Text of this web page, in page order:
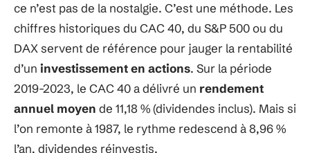
ce n’est pas de la nostalgie. C’est une méthode. Les
chiffres historiques du CAC 40, du S&P 500 ou du
DAX servent de référence pour jauger la rentabilité
d’un investissement en actions. Sur la période
2019-2023, le CAC 40 a délivré un rendement
annuel moyen de 11,18 % (dividendes inclus). Mais si
l’on remonte à 1987, le rythme redescend à 8,96 %
l’an, dividendes réinvestis.